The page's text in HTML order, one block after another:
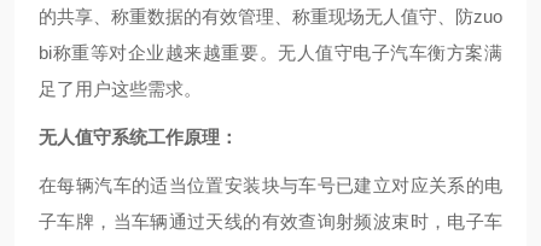
的共享、称重数据的有效管理、称重现场无人值守、防zuo
bi称重等对企业越来越重要。无人值守电子汽车衡方案满
足了用户这些需求。
无人值守系统工作原理：
在每辆汽车的适当位置安装块与车号已建立对应关系的电
子车牌，当车辆通过天线的有效查询射频波束时，电子车